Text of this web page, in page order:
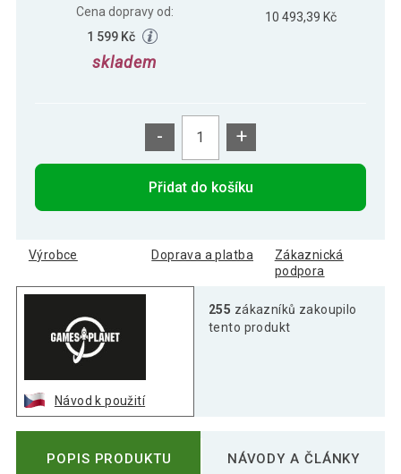
Cena dopravy od:
1 599 Kč
skladem
10 493,39 Kč
- +
Přidat do košíku
Výrobce Doprava a platba
Zákaznická
podpora
Návod k použití
255 zákazníků zakoupilo
tento produkt
POPIS PRODUKTU NÁVODY A ČLÁNKY